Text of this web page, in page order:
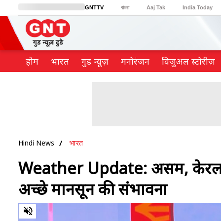
GNTTV বাংলা Aaj Tak India Today
BT Bazaar Cosmopolitan
होम भारत गुड न्यूज़ मनोरंजन विजुअल स्टोरीज़
Hindi News भारत
Weather Update: असम, केरल
अच्छे मानसून की संभावना
0
of